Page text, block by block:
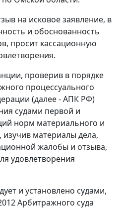
на исковое заявление, в
и обоснованность
просит кассационную
проверив в порядке
процессуального
(далее - АПК РФ)
судами первой и
норм материального и
изучив материалы дела,
жалобы и отзыва,
удовлетворения
и установлено судами,
Арбитражного суда